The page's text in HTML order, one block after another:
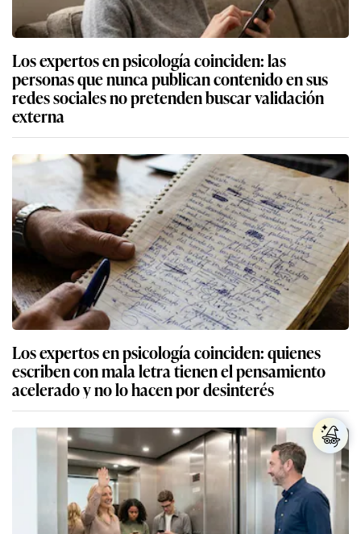
Los expertos en psicología coinciden: las
personas que nunca publican contenido en sus
redes sociales no pretenden buscar validación
externa
Los expertos en psicología coinciden: quienes
escriben con mala letra tienen el pensamiento
acelerado y no lo hacen por desinterés